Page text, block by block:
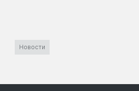
Новости